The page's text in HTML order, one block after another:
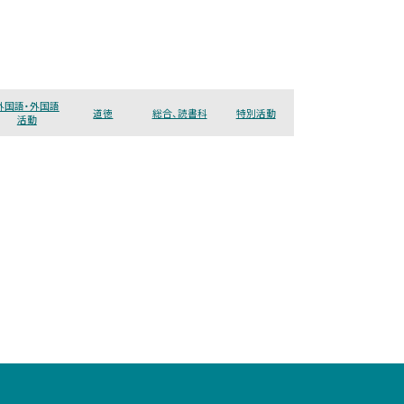
国語・外国語
活動
道徳 総合、読書科 特別活動